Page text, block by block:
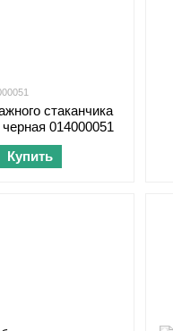
стаканчика
014000051
Купить